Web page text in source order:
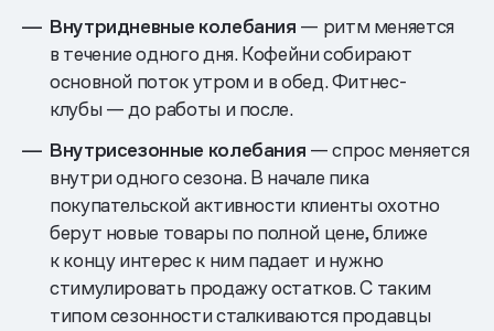
Внутридневные колебания — ритм меняется
в течение одного дня. Кофейни собирают
основной поток утром и в обед. Фитнес-
клубы — до работы и после.
Внутрисезонные колебания — спрос меняется
внутри одного сезона. В начале пика
покупательской активности клиенты охотно
берут новые товары по полной цене, ближе
к концу интерес к ним падает и нужно
стимулировать продажу остатков. С таким
типом сезонности сталкиваются продавцы